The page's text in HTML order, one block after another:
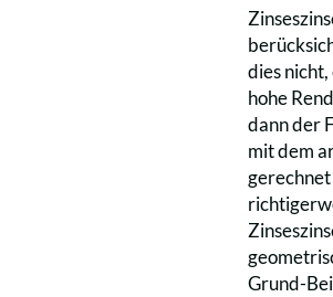
dies
hohe
dann der
mit dem
Grund-